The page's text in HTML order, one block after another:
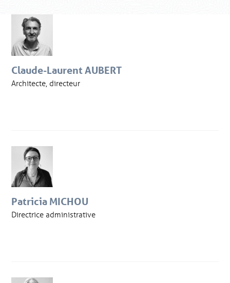
Claude-Laurent AUBERT
Architecte, directeur
Patricia MICHOU
Directrice administrative